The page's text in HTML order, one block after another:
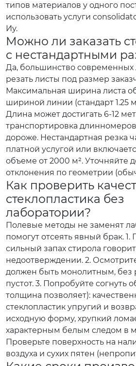
типов материалов у одного
использовать услуги
Иу.
Можно ли заказать
с нестандартными
Да, большинство
резать листы под размер
Максимальная ширина листа
шириной линии (стандарт 1.25
Длина может достигать 6-12
транспортировка
дороже. Нестандартная резка
платной услугой или
объеме от 2000 м². Уточняйте
отклонения по геометрии
Как проверить
стеклопластика без
лаборатории?
Полевые методы не заменят
помогут отсеять явный брак. 1.
сильный запах стирола
недоотверждении. 2.
должен быть монолитным, без
пустот. 3. Попробуйте согнуть
толщина позволяет):
стеклопластик упругий и
исходную форму, хрупкий
характерным белым следом в
Проверьте поверхность на
воздуха и сухих пятен